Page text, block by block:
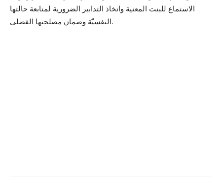
الاستماع للبنت المعنية واتخاذ التدابير الضرورية لمتابعة حالتها
النفسيّة وضمان مصلحتها الفضلى.